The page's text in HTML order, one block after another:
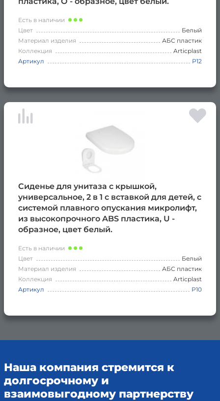
Есть в наличии
Цвет
Белый
Материал изделия
АБС пластик
Коллекция
Articplast
Артикул
Р12
Сиденье для унитаза с крышкой,
универсальное, 2 в 1 с вставкой для детей, с
системой плавного опускания микролифт,
из высокопрочного ABS пластика, U -
образное, цвет белый.
Есть в наличии
Цвет
Белый
Материал изделия
АБС пластик
Коллекция
Articplast
Артикул
Р10
Наша компания стремится к
долгосрочному и
взаимовыгодному партнерству